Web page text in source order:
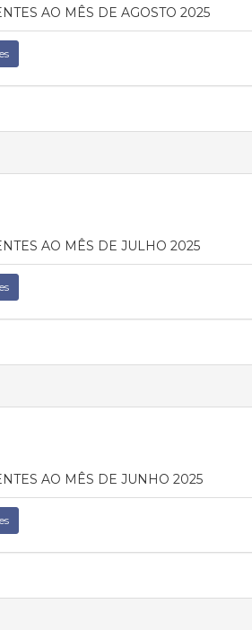
AO MÊS DE AGOSTO 2025
AO MÊS DE JULHO 2025
AO MÊS DE JUNHO 2025